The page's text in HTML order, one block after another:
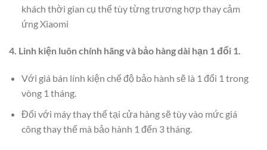
khách thời gian cụ thể tùy từng trương hợp thay cảm
ứng Xiaomi
4. Linh kiện luôn chính hãng và bảo hàng dài hạn 1 đổi 1.
Với giá bán lính kiện chế độ bảo hành sẽ là 1 đổi 1 trong
vòng 1 tháng.
Đối với máy thay thế tại cửa hàng sẽ tùy vào mức giá
công thay thế mà bảo hành 1 đến 3 tháng.